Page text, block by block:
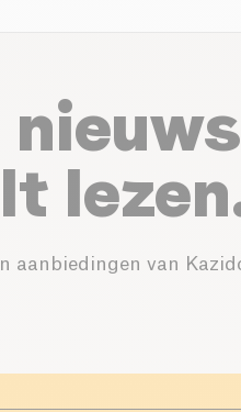
aanbiedingen van